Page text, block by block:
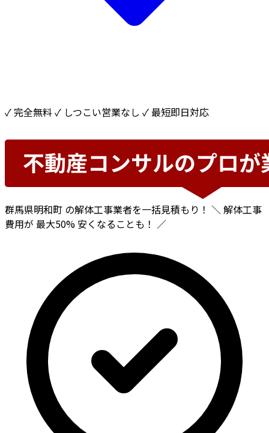
✓ 完全無料 ✓ しつこい営業なし ✓ 最短即日対応
群馬県明和町 の解体工事業者を一括見積もり！ ＼ 解体工事
費用が 最大50%安くなることも！ ／